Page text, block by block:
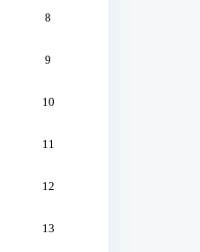
8
9
10
11
12
13